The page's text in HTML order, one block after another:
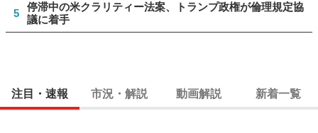
5
停滞中の米クラリティー法案、トランプ政権が倫理規定協
議に着手
注目・速報 市況・解説 動画解説 新着一覧